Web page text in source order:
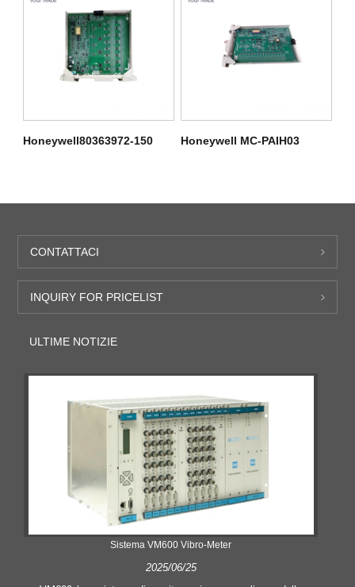
Honeywell80363972-150 Honeywell MC-PAIH03
CONTATTACI
INQUIRY FOR PRICELIST
ULTIME NOTIZIE
Sistema VM600 Vibro-Meter
2025/06/25